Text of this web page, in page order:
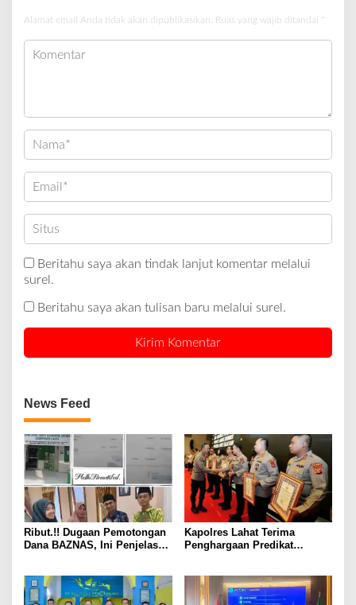
Alamat email Anda tidak akan dipublikasikan. Ruas yang wajib ditandai *
Beritahu saya akan tindak lanjut komentar melalui
surel.
Beritahu saya akan tulisan baru melalui surel.
News Feed
Ribut.!! Dugaan Pemotongan
Dana BAZNAS, Ini Penjelasan
Kapolres Lahat Terima
Penghargaan Predikat